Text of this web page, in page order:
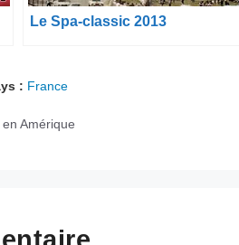
Le Spa-classic 2013
: France
Amérique